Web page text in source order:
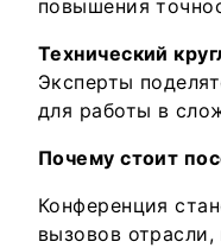
повышения
Технический
Эксперты
для работы в
Почему стоит
Конференция
вызовов